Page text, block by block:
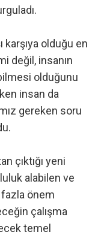
karşıya olduğu en
değil, insanın
olduğunu
insan da
gereken soru
çıktığı yeni
alabilen ve
önem
çalışma
temel